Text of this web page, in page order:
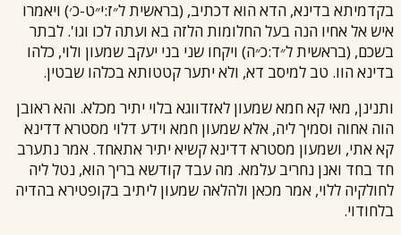
בקדמיתא בדינא, הדא הוא דכתיב, (בראשית ל״ז:י״ט-כ׳) ויאמרו
איש אל אחיו הנה בעל החלומות הלזה בא ועתה לכו וגו'. לבתר
בשכם, (בראשית ל״ד:כ״ה) ויקחו שני בני יעקב שמעון ולוי, כלהו
בדינא הוו. טב למיסב דא, ולא יתער קטטותא בכלהו שבטין.
ותנינן, מאי קא חמא שמעון לאזדווגא בלוי יתיר מכלא. והא ראובן
הוה אחוה וסמיך ליה, אלא שמעון חמא וידע דלוי מסטרא דדינא
קא אתי, ושמעון מסטרא דדינא קשיא יתיר אתאחד. אמר נתערב
חד בחד ואנן נחריב עלמא. מה עבד קודשא בריך הוא, נטל ליה
לחולקיה ללוי, אמר מכאן ולהלאה שמעון ליתיב בקופטירא בהדיה
בלחודוי.